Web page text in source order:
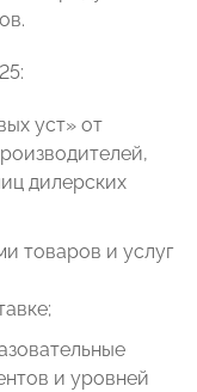
уст» от
дилерских
товаров и услуг
и уровней